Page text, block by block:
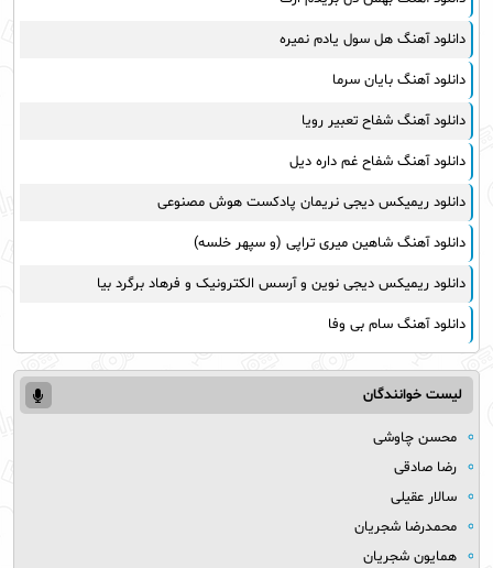
دانلود آهنگ هل سول یادم نمیره
دانلود آهنگ بایان سرما
دانلود آهنگ شفاح تعبیر رویا
دانلود آهنگ شفاح غم داره دیل
دانلود ریمیکس دیجی نریمان پادکست هوش مصنوعی
دانلود آهنگ شاهین میری تراپی (و سپهر خلسه)
دانلود ریمیکس دیجی نوین و آرسس الکترونیک و فرهاد برگرد بیا
دانلود آهنگ سام بی وفا
لیست خوانندگان
محسن چاوشی
رضا صادقی
سالار عقیلی
محمدرضا شجریان
همایون شجریان